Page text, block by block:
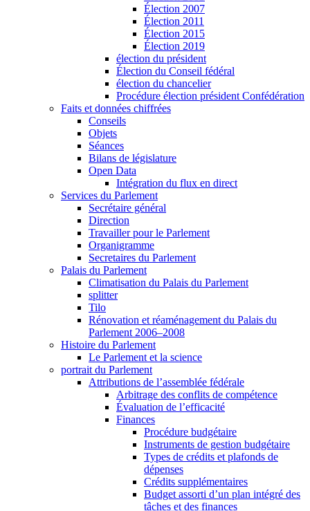
Élection 2007
Élection 2011
Élection 2015
Élection 2019
élection du président
Élection du Conseil fédéral
élection du chancelier
Procédure élection président Confédération
Faits et données chiffrées
Conseils
Objets
Séances
Bilans de législature
Open Data
Intégration du flux en direct
Services du Parlement
Secrétaire général
Direction
Travailler pour le Parlement
Organigramme
Secretaires du Parlement
Palais du Parlement
Climatisation du Palais du Parlement
splitter
Tilo
Rénovation et réaménagement du Palais du
Parlement 2006–2008
Histoire du Parlement
Le Parlement et la science
portrait du Parlement
Attributions de l’assemblée fédérale
Arbitrage des conflits de compétence
Évaluation de l’efficacité
Finances
Procédure budgétaire
Instruments de gestion budgétaire
Types de crédits et plafonds de
dépenses
Crédits supplémentaires
Budget assorti d’un plan intégré des
tâches et des finances